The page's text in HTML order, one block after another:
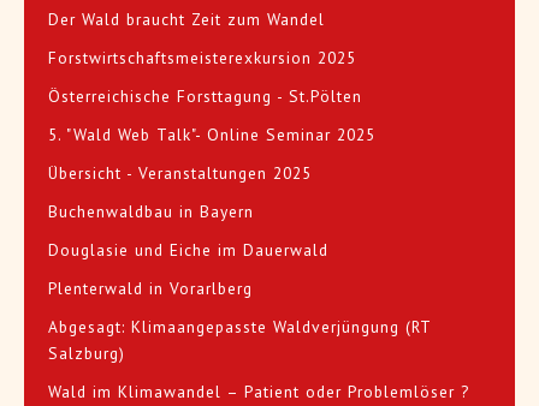
Der Wald braucht Zeit zum Wandel
Forstwirtschaftsmeisterexkursion 2025
Österreichische Forsttagung - St.Pölten
5. "Wald Web Talk"- Online Seminar 2025
Übersicht - Veranstaltungen 2025
Buchenwaldbau in Bayern
Douglasie und Eiche im Dauerwald
Plenterwald in Vorarlberg
Abgesagt: Klimaangepasste Waldverjüngung (RT
Salzburg)
Wald im Klimawandel – Patient oder Problemlöser ?